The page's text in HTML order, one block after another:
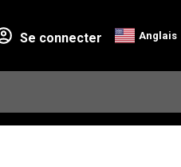
Se connecter Anglais